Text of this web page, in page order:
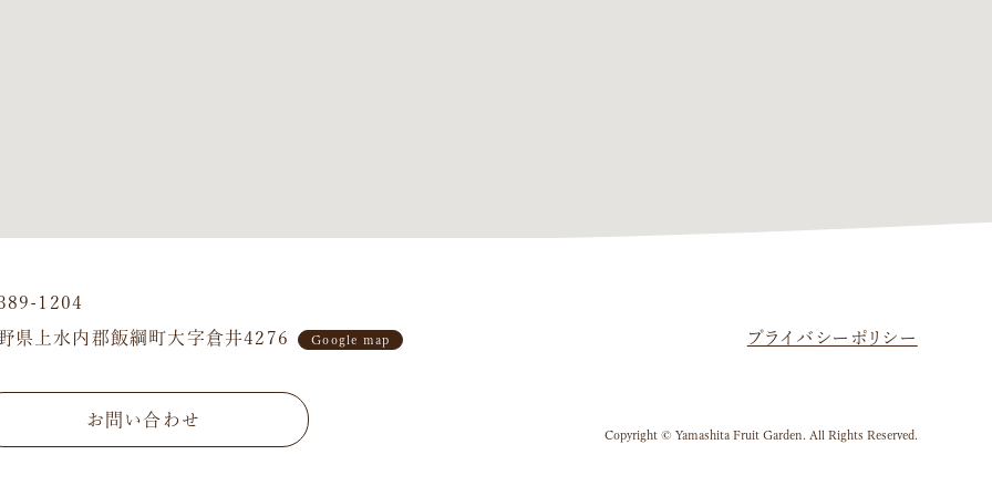
1204
県上水内郡飯綱町大字倉井4276
Google map プライバシーポリシー
お問い合わせ
Copyright © Yamashita Fruit Garden. All Rights Reserved.